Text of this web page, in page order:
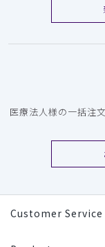
医療法人様の一括注
Customer Service